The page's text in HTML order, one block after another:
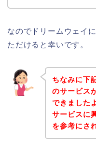
なのでドリームウェイ
ただけると幸いです。
ちなみに下
のサービス
できました
サービスに
を参考にさ